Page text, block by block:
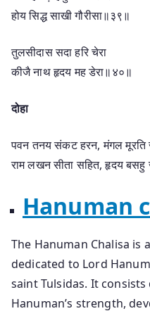
होय सिद्ध साखी गौरीसा॥३९॥
तुलसीदास सदा हरि चेरा
कीजै नाथ हृदय मह डेरा॥४०॥
दोहा
पवन तनय संकट हरन, मंगल मूरति
राम लखन सीता सहित, हृदय
Hanuman
The Hanuman Chalisa is
dedicated to Lord
saint Tulsidas. It
Hanuman’s strength,